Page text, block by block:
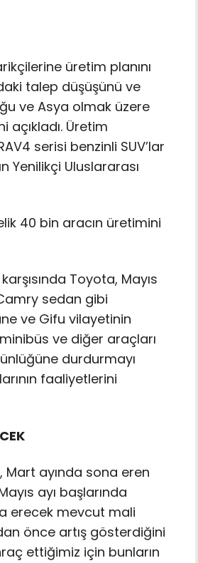
üretim planını
talep düşüşünü ve
ve Asya olmak üzere
Üretim
serisi benzinli SUV’lar
Yenilikçi Uluslararası
40 bin aracın üretimini
Toyota, Mayıs
sedan gibi
ve Gifu vilayetinin
ve diğer araçları
durdurmayı
faaliyetlerini
Mart ayında sona eren
ayı başlarında
erecek mevcut mali
önce artış gösterdiğini
ettiğimiz için bunların